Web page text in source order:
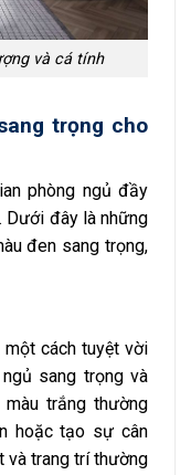
và cá tính
trọng cho
phòng ngủ đầy
Dưới đây là những
đen sang trọng,
cách tuyệt vời
sang trọng và
màu trắng thường
hoặc tạo sự cân
và trang trí thường